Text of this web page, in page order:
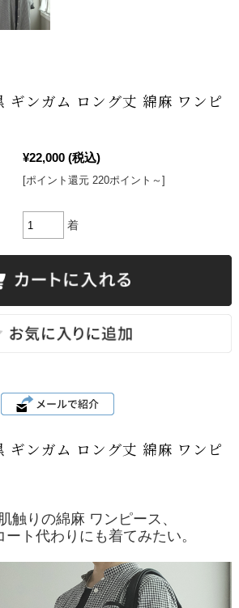
ギンガム ロング丈 綿麻 ワンピ
¥22,000 (税込)
[ポイント還元 220ポイント～]
着
ギンガム ロング丈 綿麻 ワンピ
触りの綿麻 ワンピース、
ト代わりにも着てみたい。